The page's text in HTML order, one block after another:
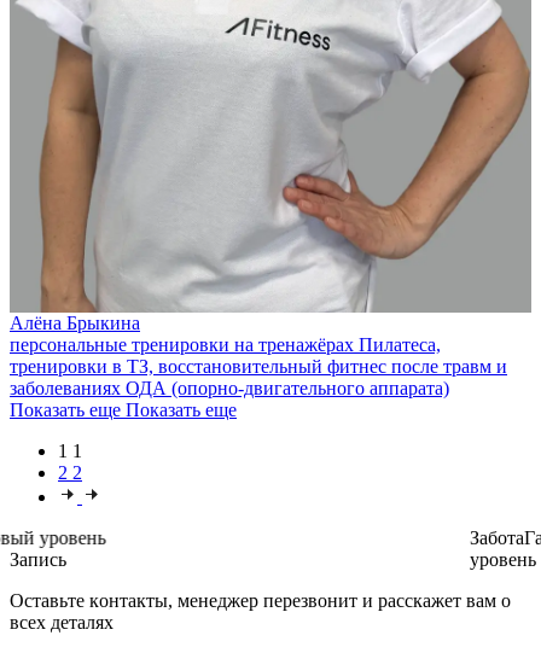
Алёна Брыкина
персональные тренировки на тренажёрах Пилатеса,
тренировки в ТЗ, восстановительный фитнес после травм и
заболеваниях ОДА (опорно-двигательного аппарата)
Показать еще Показать еще
1 1
2 2
Новый уровень
Запись
Оставьте контакты, менеджер перезвонит и расскажет вам о
всех деталях